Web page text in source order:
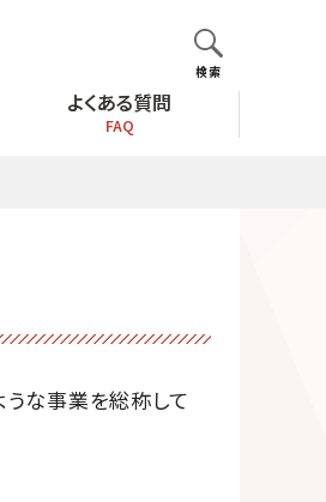
検索
よくある質問
FAQ
うな事業を総称して